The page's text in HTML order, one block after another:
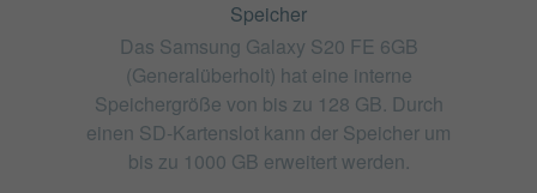
Speicher
Das Samsung Galaxy S20 FE 6GB
(Generalüberholt) hat eine interne
Speichergröße von bis zu 128 GB. Durch
einen SD-Kartenslot kann der Speicher um
bis zu 1000 GB erweitert werden.